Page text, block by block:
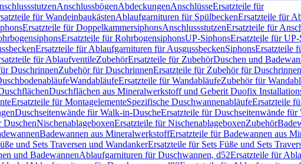
AnschlussbögenAbdeckungenAnschlüsseErsatzteile für
für WandeinbaukästenAblaufgarnituren für SpülbeckenErsatzteile für
Ersatzteile für DoppelkammersiphonsAnschlussstutzenErsatzteile für
Ersatzteile für RohrbogensiphonsUP-SiphonsErsatzteile für UP-
Ersatzteile für Ablaufgarnituren für AusgussbeckenSiphonsErsatzteile
für AblaufventileZubehörErsatzteile für ZubehörDuschen und
DuschrinnenZubehör für DuschrinnenErsatzteile für Zubehör für Duschrinnen
WandabläufeErsatzteile für WandabläufeZubehör für
Duschflächen aus Mineralwerkstoff und Geberit Duofix
Ersatzteile für MontagelementeSpezifische DuschwannenabläufeErsatzteile
Duschseitenwände für Walk-in-DuscheErsatzteile für Duschseitenwände
DuschenNischenablageboxenErsatzteile für NischenablageboxenZubehör
Badewannen aus MineralwerkstoffErsatzteile für Badewannen aus
und Sets Traversen und WandankerErsatzteile für Sets Füße und Sets
und BadewannenAblaufgarnituren für Duschwannen, d52Ersatzteile für